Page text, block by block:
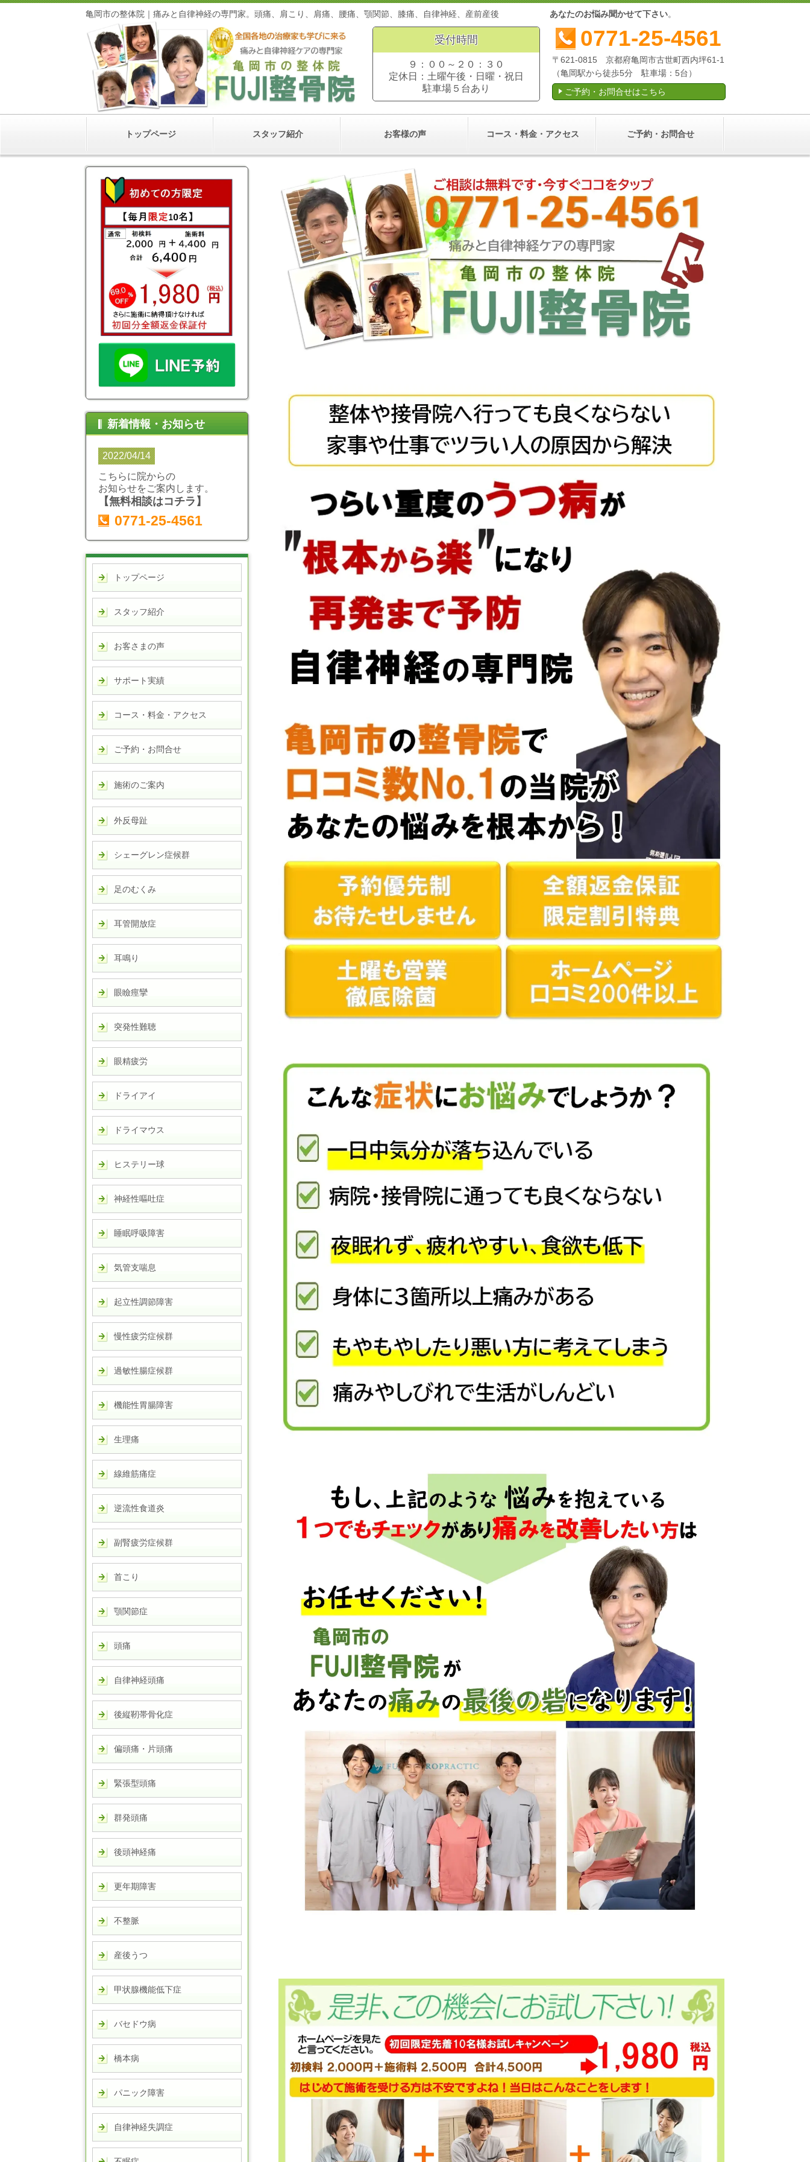
亀岡市の整体院｜痛みと自律神経の専門家。頭痛、肩こり、肩痛、腰痛、顎関節、膝痛、自律神経、産前産後 あなたのお悩み聞かせて下さい。
受付時間
９：００～２０：３０
定休日：土曜午後・日曜・祝日
駐車場５台あり
0771-25-4561
〒621-0815 京都府亀岡市古世町西内坪61-1
（亀岡駅から徒歩5分 駐車場：5台）
ご予約・お問合せはこちら
トップページ スタッフ紹介 お客様の声 コース・料金・アクセス ご予約・お問合せ
新着情報・お知らせ
2022/04/14
こちらに院からの
お知らせをご案内します。
【無料相談はコチラ】
0771-25-4561
トップページ
スタッフ紹介
お客さまの声
サポート実績
コース・料金・アクセス
ご予約・お問合せ
施術のご案内
外反母趾
シェーグレン症候群
足のむくみ
耳管開放症
耳鳴り
眼瞼痙攣
突発性難聴
眼精疲労
ドライアイ
ドライマウス
ヒステリー球
神経性嘔吐症
睡眠呼吸障害
気管支喘息
起立性調節障害
慢性疲労症候群
過敏性腸症候群
機能性胃腸障害
生理痛
線維筋痛症
逆流性食道炎
副腎疲労症候群
首こり
顎関節症
頭痛
自律神経頭痛
後縦靭帯骨化症
偏頭痛・片頭痛
緊張型頭痛
群発頭痛
後頭神経痛
更年期障害
不整脈
産後うつ
甲状腺機能低下症
バセドウ病
橋本病
パニック障害
自律神経失調症